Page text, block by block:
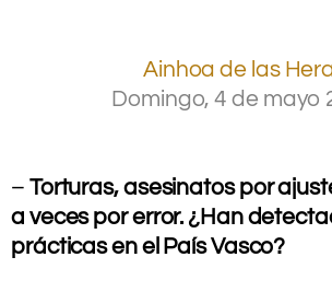
Ainhoa de las
Domingo, 4 de mayo
– Torturas, asesinatos por
a veces por error. ¿Han
prácticas en el País Vasco?